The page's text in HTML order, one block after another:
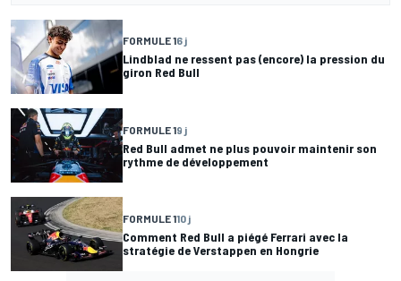
FORMULE 16 j
Lindblad ne ressent pas (encore) la pression du
giron Red Bull
FORMULE 19 j
Red Bull admet ne plus pouvoir maintenir son
rythme de développement
FORMULE 110 j
Comment Red Bull a piégé Ferrari avec la
stratégie de Verstappen en Hongrie